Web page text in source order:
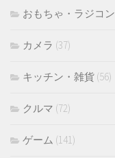
おもちゃ・ラジコン
カメラ (37)
キッチン・雑貨 (56)
クルマ (72)
ゲーム (141)